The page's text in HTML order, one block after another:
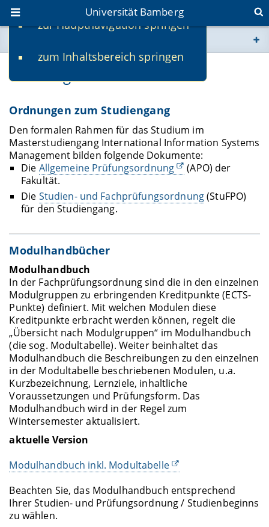
zur Hauptnavigation springen
zum Inhaltsbereich springen
Universität Bamberg
www.uni-bamberg.de
fis.uni-bamberg.de
Ordnungen und Dokumente
Ordnungen zum Studiengang
Den formalen Rahmen für das Studium im
Masterstudiengang International Information Systems
Management bilden folgende Dokumente:
Die Allgemeine Prüfungsordnung
(APO) der
Fakultät.
Die Studien- und Fachprüfungsordnung(StuFPO)
für den Studiengang.
Modulhandbücher
Modulhandbuch
In der Fachprüfungsordnung sind die in den einzelnen
Modulgruppen zu erbringenden Kreditpunkte (ECTS-
Punkte) definiert. Mit welchen Modulen diese
Kreditpunkte erbracht werden können, regelt die
„Übersicht nach Modulgruppen“ im Modulhandbuch
(die sog. Modultabelle). Weiter beinhaltet das
Modulhandbuch die Beschreibungen zu den einzelnen
in der Modultabelle beschriebenen Modulen, u.a.
Kurzbezeichnung, Lernziele, inhaltliche
Voraussetzungen und Prüfungsform. Das
Modulhandbuch wird in der Regel zum
Wintersemester aktualisiert.
aktuelle Version
Modulhandbuch inkl. Modultabelle
Beachten Sie, das Modulhandbuch entsprechend
Ihrer Studien- und Prüfungsordnung / Studienbeginns
zu wählen.